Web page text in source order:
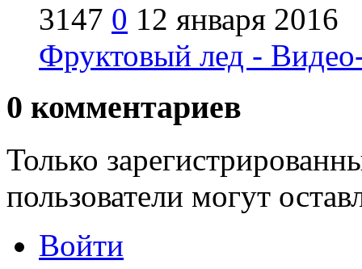
3147 0 12 января 2016
Фруктовый лед -
0 комментариев
Только
пользователи могут
Войти